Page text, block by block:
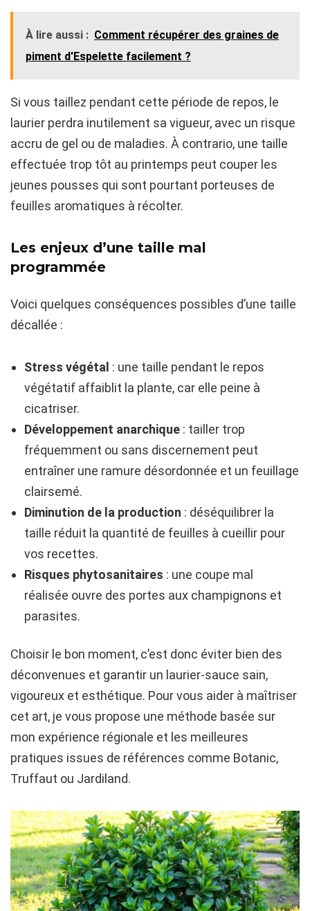
À lire aussi : Comment récupérer des graines de
piment d'Espelette facilement ?
Si vous taillez pendant cette période de repos, le
laurier perdra inutilement sa vigueur, avec un risque
accru de gel ou de maladies. À contrario, une taille
effectuée trop tôt au printemps peut couper les
jeunes pousses qui sont pourtant porteuses de
feuilles aromatiques à récolter.
Les enjeux d’une taille mal
programmée
Voici quelques conséquences possibles d’une taille
décallée :
Stress végétal : une taille pendant le repos
végétatif affaiblit la plante, car elle peine à
cicatriser.
Développement anarchique : tailler trop
fréquemment ou sans discernement peut
entraîner une ramure désordonnée et un feuillage
clairsemé.
Diminution de la production : déséquilibrer la
taille réduit la quantité de feuilles à cueillir pour
vos recettes.
Risques phytosanitaires : une coupe mal
réalisée ouvre des portes aux champignons et
parasites.
Choisir le bon moment, c’est donc éviter bien des
déconvenues et garantir un laurier-sauce sain,
vigoureux et esthétique. Pour vous aider à maîtriser
cet art, je vous propose une méthode basée sur
mon expérience régionale et les meilleures
pratiques issues de références comme Botanic,
Truffaut ou Jardiland.